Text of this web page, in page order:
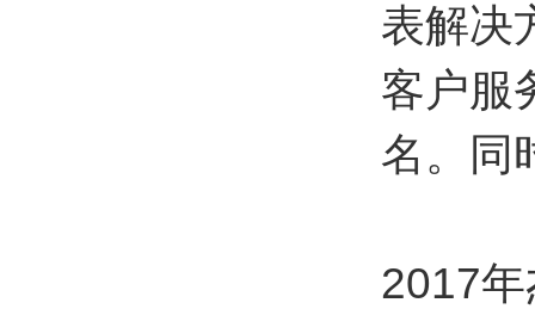
表解决
客户服
名。同
2017